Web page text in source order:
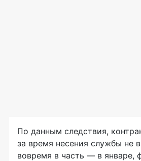
По данным следствия,
за время несения службы не
вовремя в часть — в январе,